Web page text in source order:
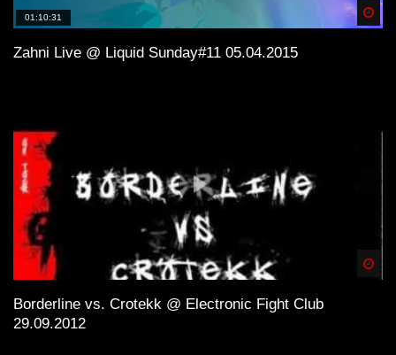
01:10:31
Zahni Live @ Liquid Sunday#11 05.04.2015
Borderline vs. Crotekk @ Electronic Fight Club
29.09.2012